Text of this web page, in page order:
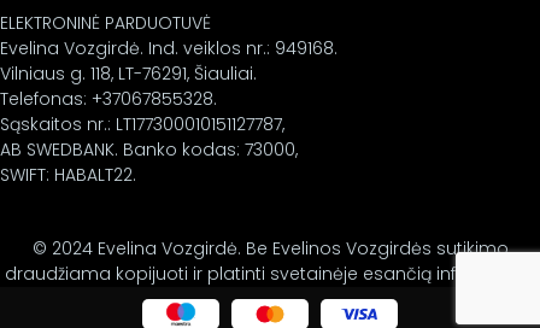
ELEKTRONINĖ PARDUOTUVĖ
Evelina Vozgirdė. Ind. veiklos nr.: 949168.
Vilniaus g. 118, LT-76291, Šiauliai.
Telefonas: +37067855328.
Sąskaitos nr.: LT177300010151127787,
AB SWEDBANK. Banko kodas: 73000,
SWIFT: HABALT22.
© 2024 Evelina Vozgirdė. Be Evelinos Vozgirdės sutikimo
draudžiama kopijuoti ir platinti svetainėje esančią informaciją.